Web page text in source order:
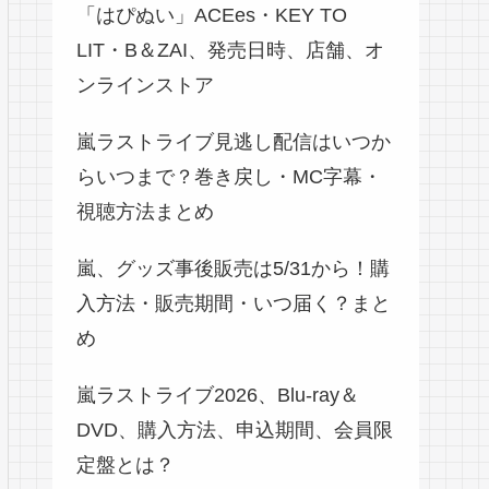
「はぴぬい」ACEes・KEY TO
LIT・B＆ZAI、発売日時、店舗、オ
ンラインストア
嵐ラストライブ見逃し配信はいつか
らいつまで？巻き戻し・MC字幕・
視聴方法まとめ
嵐、グッズ事後販売は5/31から！購
入方法・販売期間・いつ届く？まと
め
嵐ラストライブ2026、Blu-ray＆
DVD、購入方法、申込期間、会員限
定盤とは？